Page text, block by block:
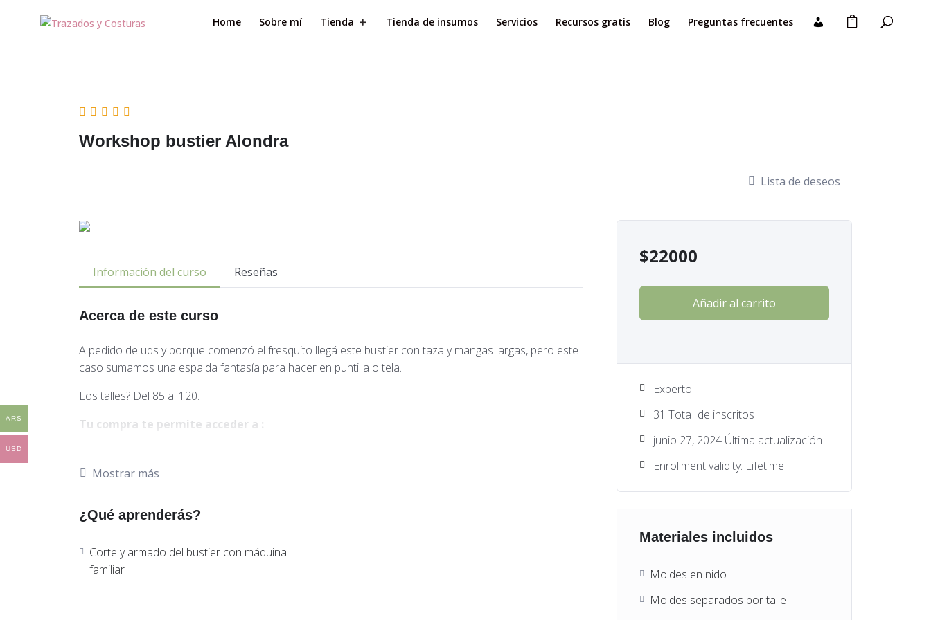
Home Sobre mí Tienda Tienda de insumos Servicios Recursos gratis Blog Preguntas frecuentes
Workshop bustier Alondra
Lista de deseos
Información del curso Reseñas
Acerca de este curso
A pedido de uds y porque comenzó el fresquito llegá este bustier con taza y mangas largas, pero este
caso sumamos una espalda fantasía para hacer en puntilla o tela.
Los talles? Del 85 al 120.
Tu compra te permite acceder a :
autoría propia. Moldes en nido para imprimir y calcar.
Ambos archivos incluyen recursos de costura.
3) Clases en video grabadas de:
Mostrar más
¿Qué aprenderás?
Corte y armado del bustier con máquina
familiar
$22000
Añadir al carrito
Experto
31 TotaI de inscritos
junio 27, 2024 Última actualización
Enrollment validity: Lifetime
Materiales incluidos
Moldes en nido
Moldes separados por talle
ARS
USD